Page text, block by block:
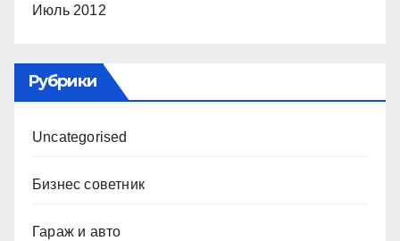
Июль 2012
Рубрики
Uncategorised
Бизнес советник
Гараж и авто